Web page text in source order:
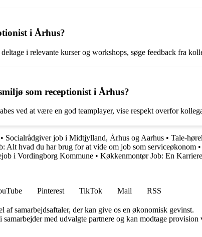
i Århus?
i relevante kurser og workshops, søge feedback fra
som receptionist i Århus?
ved at være en god teamplayer, vise respekt overfor
Socialrådgiver job i Midtjylland, Århus og Aarhus • Tale-
Alt hvad du har brug for at vide om job som serviceøkonom •
i Vordingborg Kommune • Køkkenmontør Job: En
Pinterest TikTok Mail
RSS
samarbejdsaftaler, der kan give os en økonomisk gevinst.
med udvalgte partnere og kan modtage